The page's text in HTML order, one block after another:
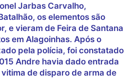
Jarbas Carvalho,
os elementos são
e vieram de Feira de Santana
em Alagoinhas. Após o
pela polícia, foi constatado
Andre havia dado entrada
de disparo de arma de